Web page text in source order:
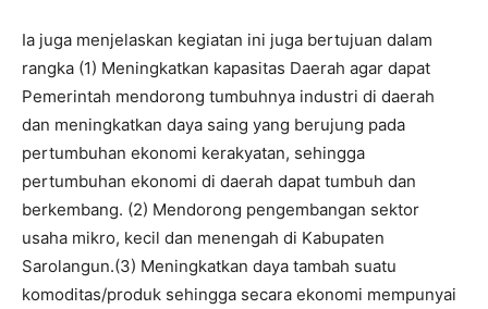
Ia juga menjelaskan kegiatan ini juga bertujuan dalam
rangka (1) Meningkatkan kapasitas Daerah agar dapat
Pemerintah mendorong tumbuhnya industri di daerah
dan meningkatkan daya saing yang berujung pada
pertumbuhan ekonomi kerakyatan, sehingga
pertumbuhan ekonomi di daerah dapat tumbuh dan
berkembang. (2) Mendorong pengembangan sektor
usaha mikro, kecil dan menengah di Kabupaten
Sarolangun.(3) Meningkatkan daya tambah suatu
komoditas/produk sehingga secara ekonomi mempunyai